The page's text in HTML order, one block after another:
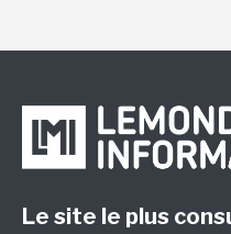
Le site le plus